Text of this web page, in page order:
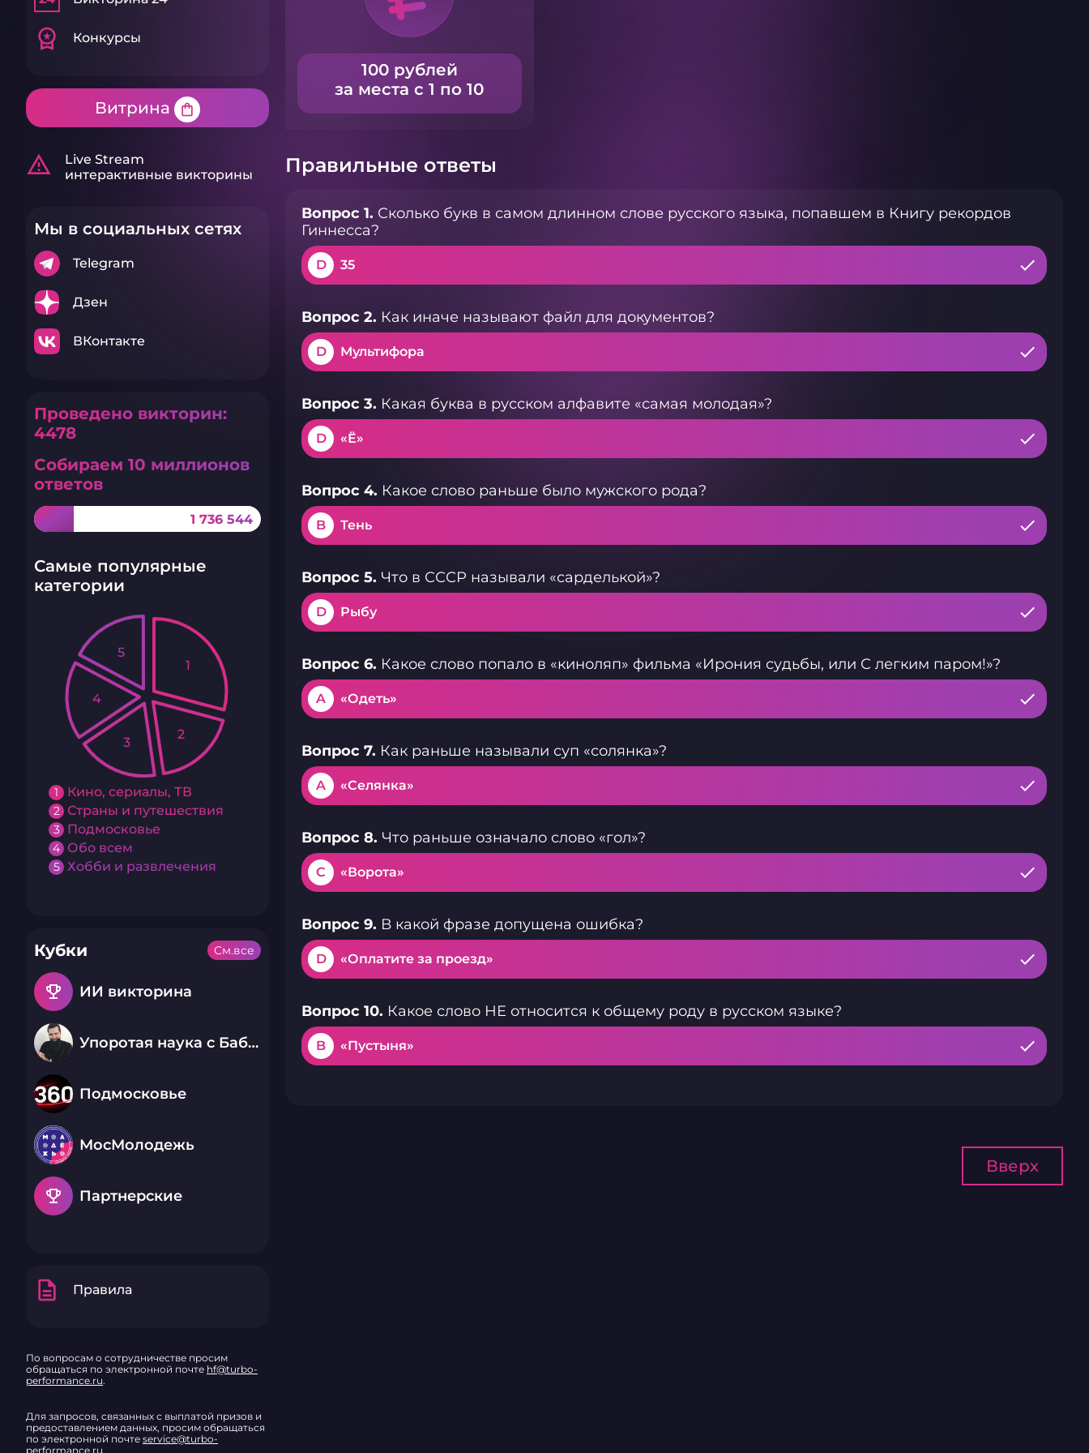
workspace_premium Конкурсы
Витрина shopping_bag
warning_amber
Live Stream
интерактивные викторины
Мы в социальных сетях
Telegram
Дзен
ВКонтакте
Проведено викторин:
4478
Собираем 10 миллионов
ответов
1 736 544
Самые популярные
категории
1 Кино, сериалы, ТВ
2 Страны и путешествия
3 Подмосковье
4 Обо всем
5 Хобби и развлечения
1
2
3
4
5
Кубки
emoji_events ИИ викторина
Упоротая наука с Бабаем Лютым
Подмосковье
МосМолодежь
emoji_events Партнерские
См.все
description Правила
По вопросам о сотрудничестве просим
обращаться по электронной почте hf@turbo-
performance.ru.
Для запросов, связанных с выплатой призов и
предоставлением данных, просим обращаться
по электронной почте service@turbo-
performance.ru.
100 рублей
за места с 1 по 10
Правильные ответы
Вопрос 1. Сколько букв в самом длинном слове русского языка, попавшем в Книгу рекордов
Гиннесса?
D 35
Вопрос 2. Как иначе называют файл для документов?
D Мультифора
Вопрос 3. Какая буква в русском алфавите «самая молодая»?
D «Ё»
Вопрос 4. Какое слово раньше было мужского рода?
B Тень
Вопрос 5. Что в СССР называли «сарделькой»?
D Рыбу
Вопрос 6. Какое слово попало в «киноляп» фильма «Ирония судьбы, или С легким паром!»?
A «Одеть»
Вопрос 7. Как раньше называли суп «солянка»?
A «Селянка»
Вопрос 8. Что раньше означало слово «гол»?
C «Ворота»
Вопрос 9. В какой фразе допущена ошибка?
D «Оплатите за проезд»
Вопрос 10. Какое слово НЕ относится к общему роду в русском языке?
B «Пустыня»
Вверх